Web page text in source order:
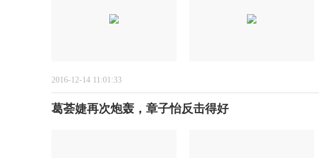
2016-12-14 11:01:33
葛荟婕再次炮轰，章子怡反击得好